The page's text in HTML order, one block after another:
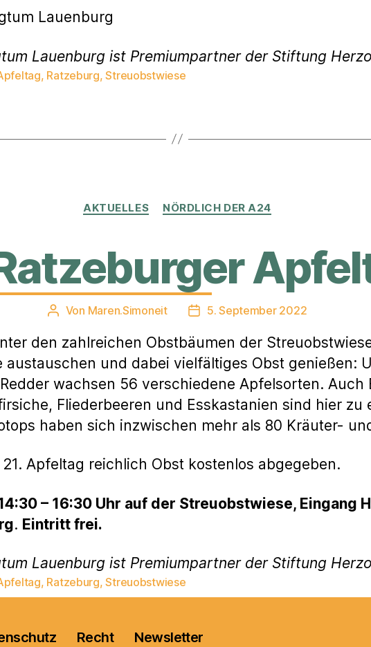
Lauenburg
Lauenburg ist Premiumpartner der Stiftung
, Ratzeburg,Streuobstwiese
Kategorien
AKTUELLES NÖRDLICH DER A24
Beitragsautor
Von Maren.Simoneit Veröffentlichungsdatum
5. September 2022
den zahlreichen Obstbäumen der
und dabei vielfältiges Obst genießen:
wachsen 56 verschiedene Apfelsorten. Auch
Fliederbeeren und Esskastanien sind hier zu
haben sich inzwischen mehr als 80 Kräuter-
Apfeltag reichlich Obst kostenlos abgegeben.
– 16:30 Uhr auf der Streuobstwiese, Eingang
. Eintritt frei.
Lauenburg ist Premiumpartner der Stiftung
, Ratzeburg,Streuobstwiese
Recht Newsletter